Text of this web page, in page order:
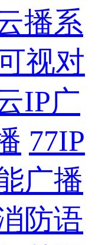
播系
视对
IP广
77IP
广播
防语